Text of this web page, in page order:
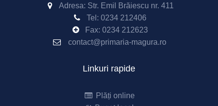
Adresa: Str. Emil Brăiescu nr. 411
Tel: 0234 212406
Fax: 0234 212623
contact@primaria-magura.ro
Linkuri rapide
Plăți online